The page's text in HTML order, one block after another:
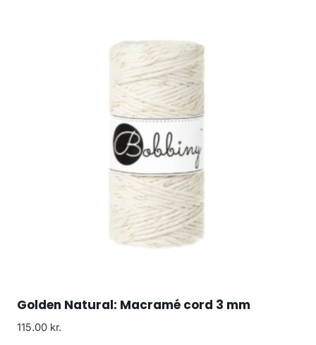
Golden Natural: Macramé cord 3 mm
115.00 kr.